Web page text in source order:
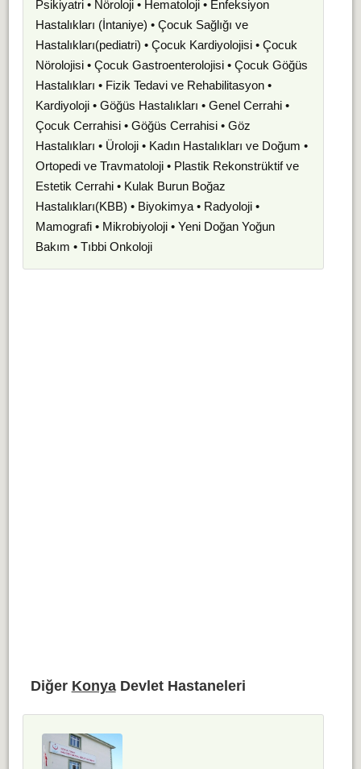
Psikiyatri • Nöroloji • Hematoloji • Enfeksiyon
Hastalıkları (İntaniye) • Çocuk Sağlığı ve
Hastalıkları(pediatri) • Çocuk Kardiyolojisi • Çocuk
Nörolojisi • Çocuk Gastroenterolojisi • Çocuk Göğüs
Hastalıkları • Fizik Tedavi ve Rehabilitasyon •
Kardiyoloji • Göğüs Hastalıkları • Genel Cerrahi •
Çocuk Cerrahisi • Göğüs Cerrahisi • Göz
Hastalıkları • Üroloji • Kadın Hastalıkları ve Doğum •
Ortopedi ve Travmatoloji • Plastik Rekonstrüktif ve
Estetik Cerrahi • Kulak Burun Boğaz
Hastalıkları(KBB) • Biyokimya • Radyoloji •
Mamografi • Mikrobiyoloji • Yeni Doğan Yoğun
Bakım • Tıbbi Onkoloji
Diğer KonyaDevlet Hastaneleri